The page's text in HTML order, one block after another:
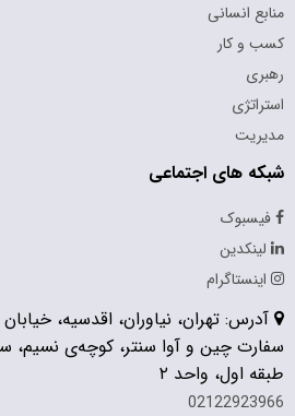
منابع انسانی
کسب و کار
رهبری
استراتژی
مدیریت
شبکه های اجتماعی
فیسبوک
لینکدین
اینستاگرام
آدرس: تهران، نیاوران، اقدسیه،
طبقه اول، واحد ۲
02122923966